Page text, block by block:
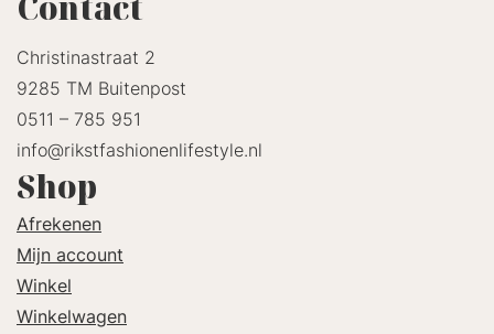
Christinastraat 2
9285 TM Buitenpost
0511 – 785 951
info@rikstfashionenlifestyle.nl
Shop
Afrekenen
Mijn account
Winkel
Winkelwagen